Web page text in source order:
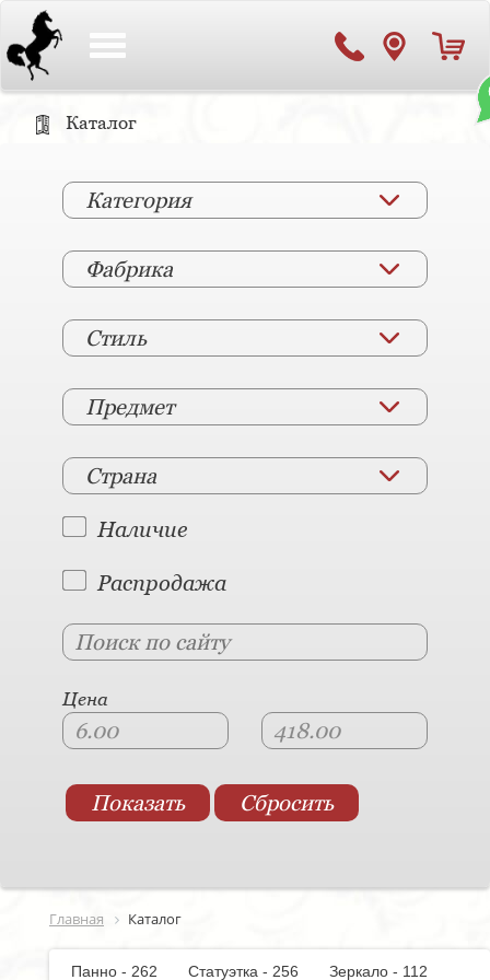
Каталог
Категория
Фабрика
Стиль
Предмет
Страна
Наличие
Распродажа
Цена
Главная Каталог
Панно - 262 Статуэтка - 256
Зеркало - 112